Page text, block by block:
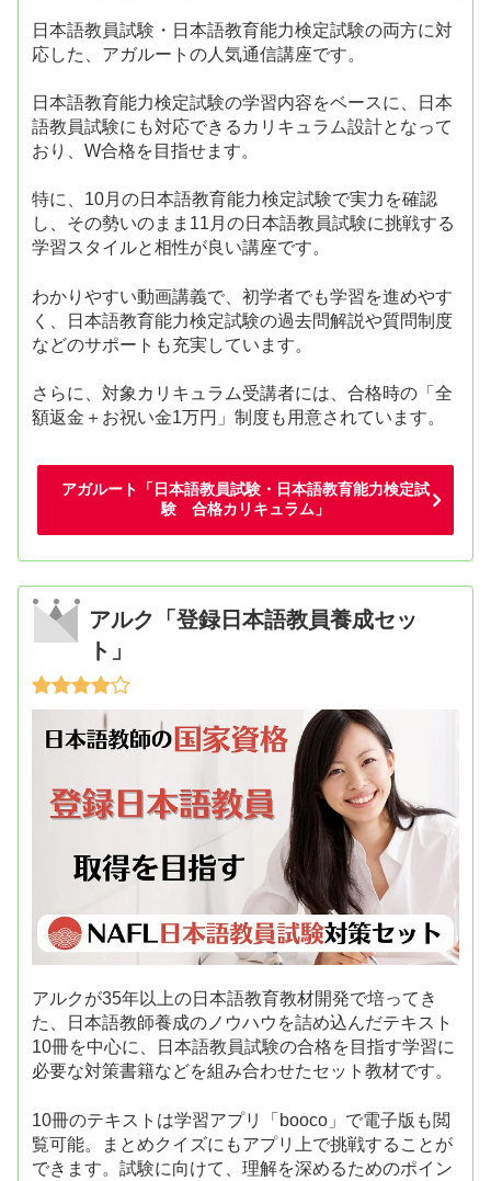
日本語教員試験・日本語教育能力検定試験の両方に対
応した、アガルートの人気通信講座です。
日本語教育能力検定試験の学習内容をベースに、日本
語教員試験にも対応できるカリキュラム設計となって
おり、W合格を目指せます。
特に、10月の日本語教育能力検定試験で実力を確認
し、その勢いのまま11月の日本語教員試験に挑戦する
学習スタイルと相性が良い講座です。
わかりやすい動画講義で、初学者でも学習を進めやす
く、日本語教育能力検定試験の過去問解説や質問制度
などのサポートも充実しています。
さらに、対象カリキュラム受講者には、合格時の「全
額返金＋お祝い金1万円」制度も用意されています。
アガルート「日本語教員試験・日本語教育能力検定試
験 合格カリキュラム」
アルク「登録日本語教員養成セッ
ト」
アルクが35年以上の日本語教育教材開発で培ってき
た、日本語教師養成のノウハウを詰め込んだテキスト
10冊を中心に、日本語教員試験の合格を目指す学習に
必要な対策書籍などを組み合わせたセット教材です。
10冊のテキストは学習アプリ「booco」で電子版も閲
覧可能。まとめクイズにもアプリ上で挑戦することが
できます。試験に向けて、理解を深めるためのポイン